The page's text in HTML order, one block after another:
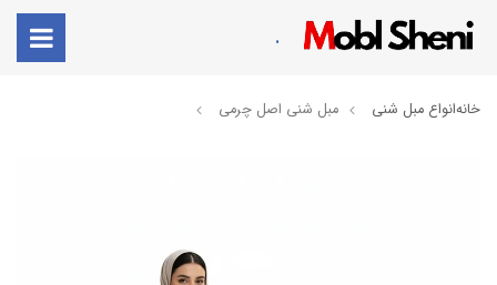
.
خانهانواع مبل شنی ​مبل شنی اصل چرمی